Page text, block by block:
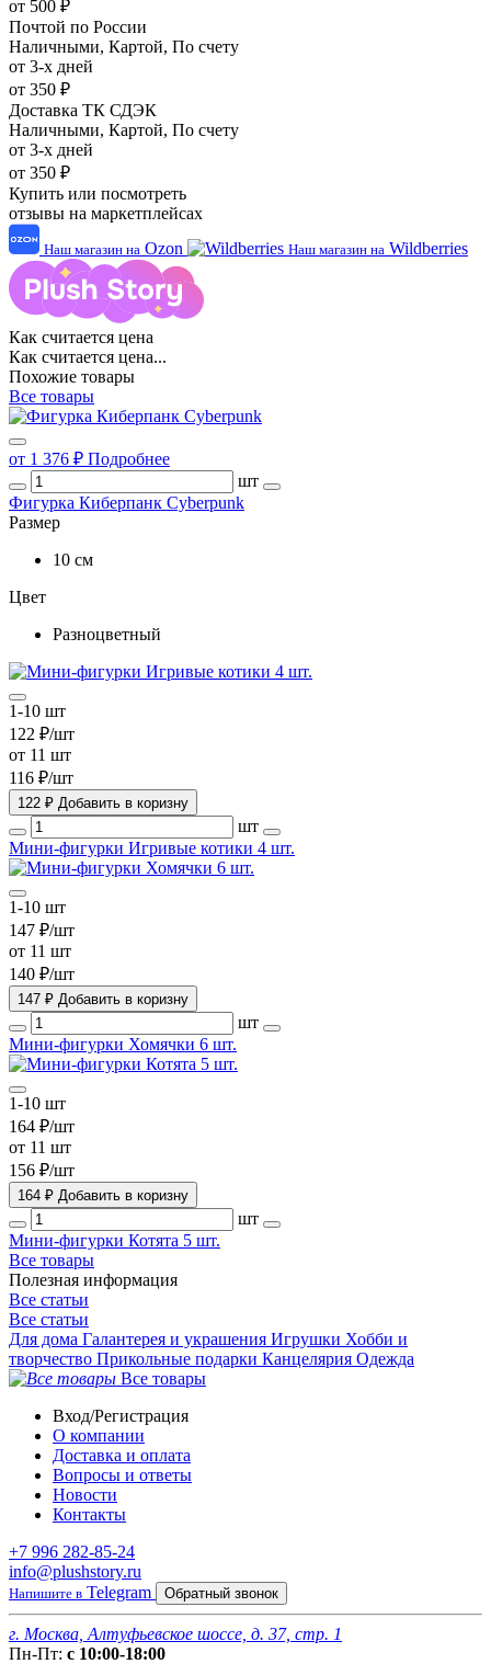
от 500 ₽
Почтой по России
Наличными, Картой, По счету
от 3-х дней
от 350 ₽
Доставка ТК СДЭК
Наличными, Картой, По счету
от 3-х дней
от 350 ₽
Купить или посмотреть
отзывы на маркетплейсах
Наш магазин на Ozon Наш магазин на Wildberries
Как считается цена
Как считается цена...
Похожие товары
Все товары
от 1 376 ₽ Подробнее
шт
Фигурка Киберпанк Cyberpunk
Размер
10 см
Цвет
Разноцветный
1-10 шт
122 ₽/шт
от 11 шт
116 ₽/шт
122 ₽ Добавить в коризну
шт
Мини-фигурки Игривые котики 4 шт.
1-10 шт
147 ₽/шт
от 11 шт
140 ₽/шт
147 ₽ Добавить в коризну
шт
Мини-фигурки Хомячки 6 шт.
1-10 шт
164 ₽/шт
от 11 шт
156 ₽/шт
164 ₽ Добавить в коризну
шт
Мини-фигурки Котята 5 шт.
Все товары
Полезная информация
Все статьи
Все статьи
Для дома Галантерея и украшения Игрушки Хобби и
творчество Прикольные подарки Канцелярия Одежда
Все товары
Вход/Регистрация
О компании
Доставка и оплата
Вопросы и ответы
Новости
Контакты
+7 996 282-85-24
info@plushstory.ru
Напишите в Telegram Обратный звонок
г. Москва, Алтуфьевское шоссе, д. 37, стр. 1
Пн-Пт: с 10:00-18:00